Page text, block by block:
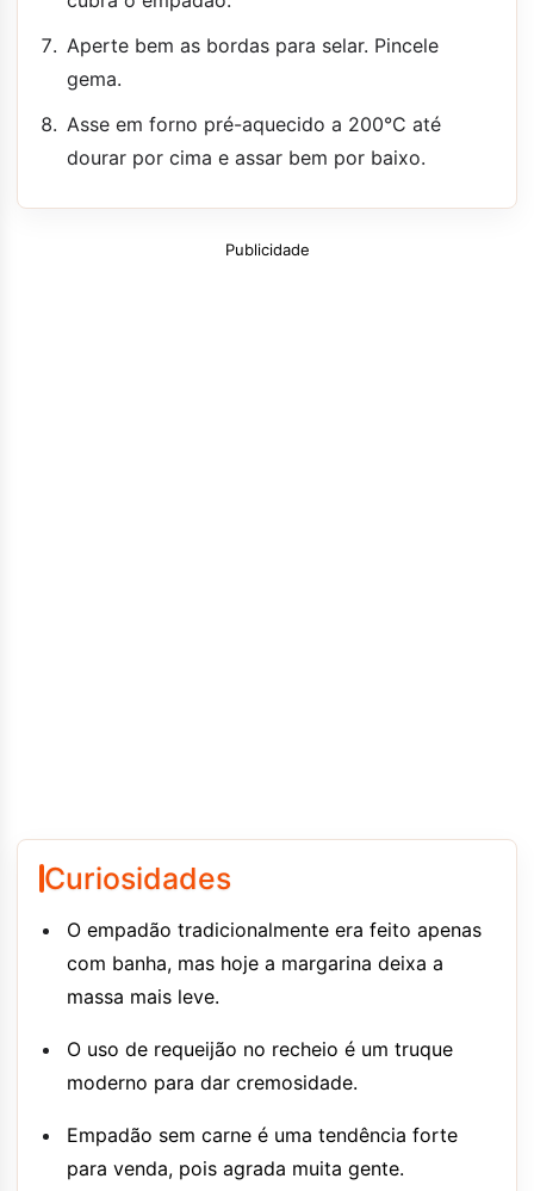
Aperte bem as bordas para selar. Pincele
gema.
Asse em forno pré-aquecido a 200°C até
dourar por cima e assar bem por baixo.
Publicidade
Curiosidades
O empadão tradicionalmente era feito apenas
com banha, mas hoje a margarina deixa a
massa mais leve.
O uso de requeijão no recheio é um truque
moderno para dar cremosidade.
Empadão sem carne é uma tendência forte
para venda, pois agrada muita gente.